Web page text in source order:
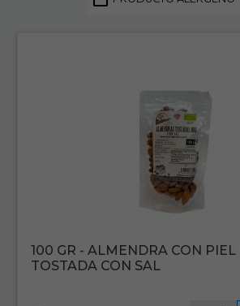
100 GR - ALMENDRA CON PIEL
TOSTADA CON SAL